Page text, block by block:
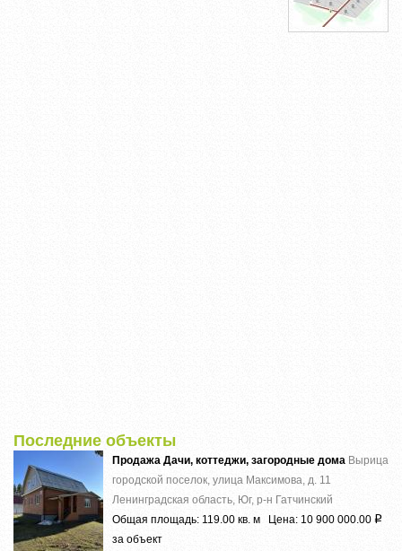
Последние объекты
Продажа Дачи, коттеджи, загородные дома Вырица
городской поселок, улица Максимова, д. 11
Ленинградская область, Юг, р-н Гатчинский
Общая площадь: 119.00 кв. м Цена: 10 900 000.00 Р
за объект